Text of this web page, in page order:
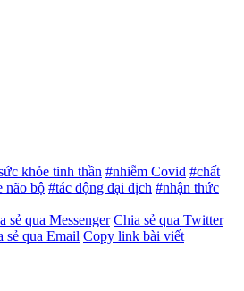
khỏe tinh thần #nhiễm Covid #chất
não bộ #tác động đại dịch #nhận thức
sẻ qua Messenger Chia sẻ qua Twitter
sẻ qua Email Copy link bài viết